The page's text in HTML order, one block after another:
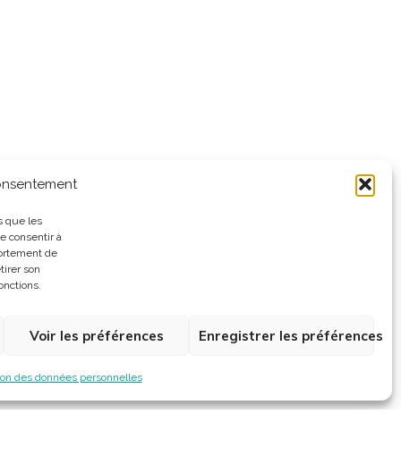
que les
consentir à
de
son
Voir les préférences Enregistrer les préférences
des données personnelles